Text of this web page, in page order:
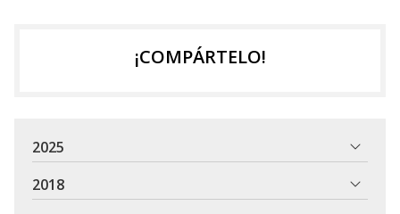
¡COMPÁRTELO!
2025
2018